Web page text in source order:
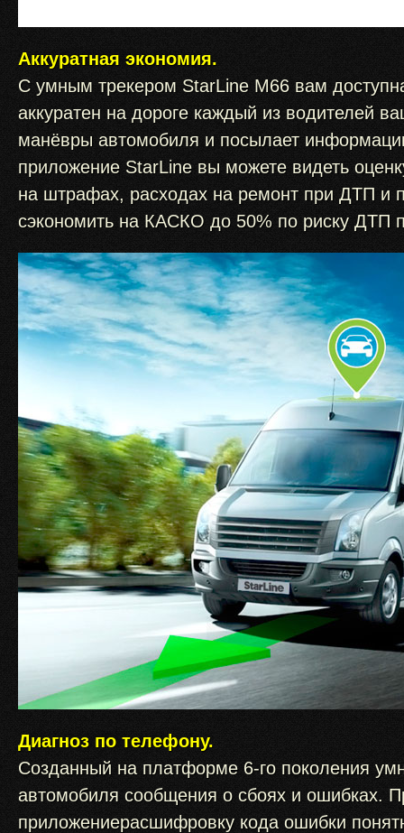
Аккуратная экономия.
С умным трекером StarLine М66 вам
аккуратен на дороге каждый из водителей
манёвры автомобиля и посылает
приложение StarLine вы можете видеть
на штрафах, расходах на ремонт при ДТП и
сэкономить на КАСКО до 50% по риску ДТП
Диагноз по телефону.
Созданный на платформе 6-го поколения
автомобиля сообщения о сбоях и ошибках.
приложениерасшифровку кода ошибки